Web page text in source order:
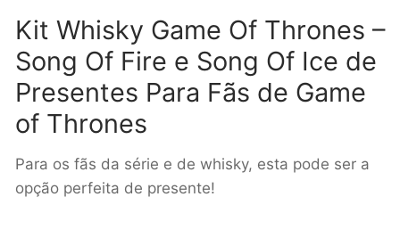
Kit Whisky Game Of Thrones –
Song Of Fire e Song Of Ice de
Presentes Para Fãs de Game
of Thrones
Para os fãs da série e de whisky, esta pode ser a
opção perfeita de presente!